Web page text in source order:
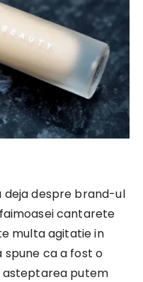
deja despre brand-ul
cantarete
multa agitatie in
spune ca a fost o
putem